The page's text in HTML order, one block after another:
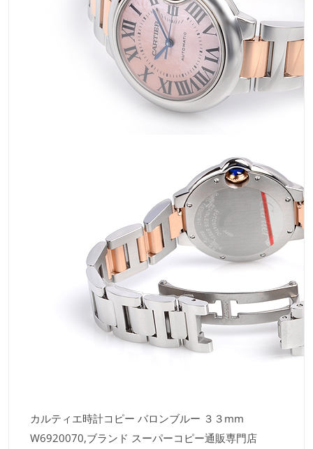
カルティエ時計コピー バロンブルー ３３mm
W6920070,ブランド スーパーコピー通販専門店